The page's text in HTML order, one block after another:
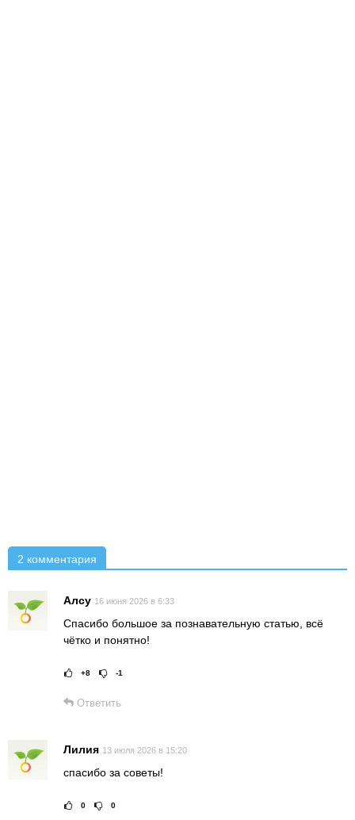
2 комментария
Алсу 16 июня 2026 в 6:33
Спасибо большое за познавательную статью, всё
чётко и понятно!
Рейтинг статьи:
+8 -1
Ответить
Лилия 13 июля 2026 в 15:20
спасибо за советы!
Рейтинг статьи:
0 0